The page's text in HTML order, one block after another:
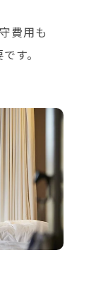
費用も
す。